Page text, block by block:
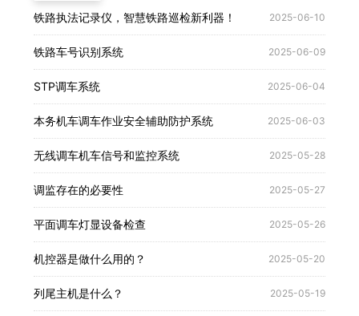
铁路执法记录仪，智慧铁路巡检新利器！ 2025-06-10
铁路车号识别系统 2025-06-09
STP调车系统 2025-06-04
本务机车调车作业安全辅助防护系统 2025-06-03
无线调车机车信号和监控系统 2025-05-28
调监存在的必要性 2025-05-27
平面调车灯显设备检查 2025-05-26
机控器是做什么用的？ 2025-05-20
列尾主机是什么？ 2025-05-19